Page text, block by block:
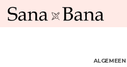
ALGEMEEN